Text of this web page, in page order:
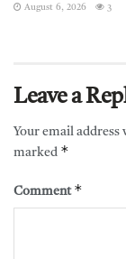
August 6, 2026 3
Leave a
Your email
marked *
Comment *